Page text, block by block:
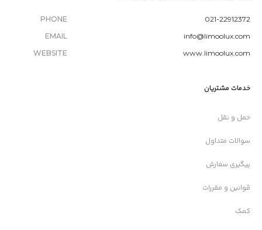
PHONE
021-22912372
EMAIL
info@limoolux.com
WEBSITE
www.limoolux.com
خدمات مشتریان
حمل و نقل
سوالات متداول
پیگیری سفارش
قوانین و مقررات
کمک